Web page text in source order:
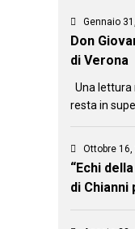
Gennaio
Don
di Verona
Una lettura
resta in
Ottobre 16,
“Echi
di Chianni